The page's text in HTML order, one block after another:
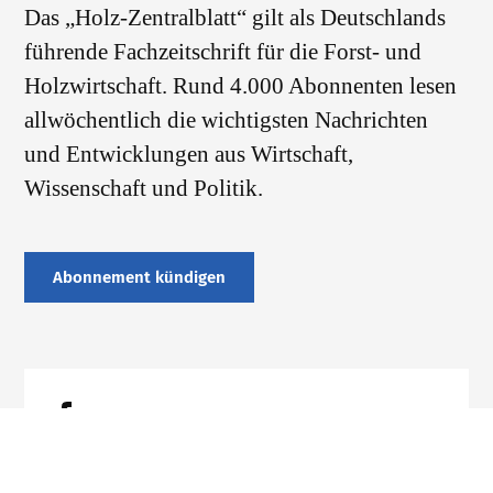
Das „Holz-Zentralblatt“ gilt als Deutschlands
führende Fachzeitschrift für die Forst- und
Holzwirtschaft. Rund 4.000 Abonnenten lesen
allwöchentlich die wichtigsten Nachrichten
und Entwicklungen aus Wirtschaft,
Wissenschaft und Politik.
Abonnement kündigen